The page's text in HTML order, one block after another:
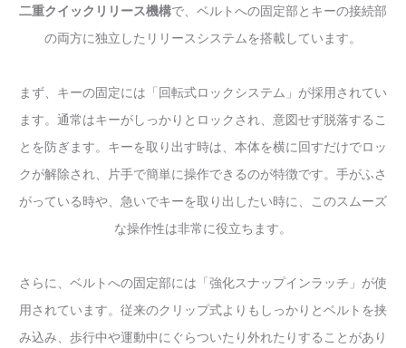
二重クイックリリース機構で、ベルトへの固定部とキーの接続部
の両方に独立したリリースシステムを搭載しています。
まず、キーの固定には「回転式ロックシステム」が採用されてい
ます。通常はキーがしっかりとロックされ、意図せず脱落するこ
とを防ぎます。キーを取り出す時は、本体を横に回すだけでロッ
クが解除され、片手で簡単に操作できるのが特徴です。手がふさ
がっている時や、急いでキーを取り出したい時に、このスムーズ
な操作性は非常に役立ちます。
さらに、ベルトへの固定部には「強化スナップインラッチ」が使
用されています。従来のクリップ式よりもしっかりとベルトを挟
み込み、歩行中や運動中にぐらついたり外れたりすることがあり